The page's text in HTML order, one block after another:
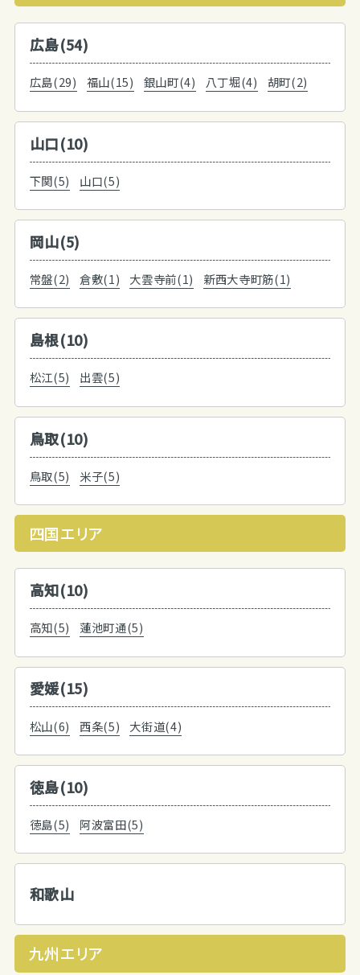
広島(54)
広島(29) 福山(15) 銀山町(4) 八丁堀(4) 胡町(2)
山口(10)
下関(5) 山口(5)
岡山(5)
常盤(2) 倉敷(1) 大雲寺前(1) 新西大寺町筋(1)
島根(10)
松江(5) 出雲(5)
鳥取(10)
鳥取(5) 米子(5)
四国エリア
高知(10)
高知(5) 蓮池町通(5)
愛媛(15)
松山(6) 西条(5) 大街道(4)
徳島(10)
徳島(5) 阿波富田(5)
和歌山
九州エリア